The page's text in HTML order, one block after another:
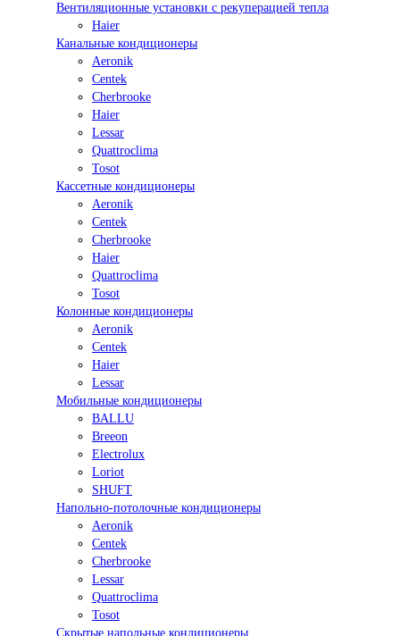
Вентиляционные установки с рекуперацией тепла
Haier
Канальные кондиционеры
Aeronik
Centek
Cherbrooke
Haier
Lessar
Quattroclima
Tosot
Кассетные кондиционеры
Aeronik
Centek
Cherbrooke
Haier
Quattroclima
Tosot
Колонные кондиционеры
Aeronik
Centek
Haier
Lessar
Мобильные кондиционеры
BALLU
Breeon
Electrolux
Loriot
SHUFT
Напольно-потолочные кондиционеры
Aeronik
Centek
Cherbrooke
Lessar
Quattroclima
Tosot
Скрытые напольные кондиционеры